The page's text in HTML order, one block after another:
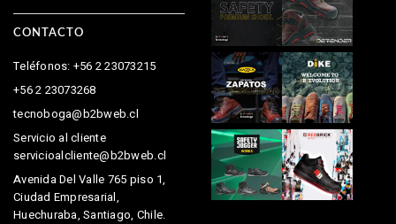
CONTACTO
Teléfonos: +56 2 23073215
+56 2 23073268
tecnoboga@b2bweb.cl
Servicio al cliente
servicioalcliente@b2bweb.cl
Avenida Del Valle 765 piso 1,
Ciudad Empresarial,
Huechuraba, Santiago, Chile.